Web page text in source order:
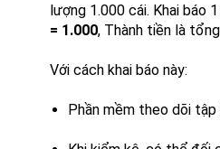
lượng 1.000 cái. Khai báo 1
= 1.000, Thành tiền là
Với cách khai báo này:
Phần mềm theo dõi tập